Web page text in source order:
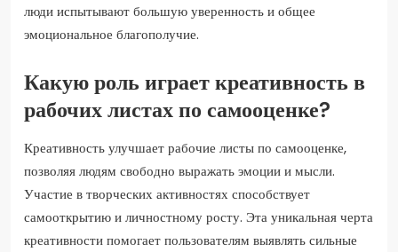
люди испытывают большую уверенность и общее
эмоциональное благополучие.
Какую роль играет креативность в
рабочих листах по самооценке?
Креативность улучшает рабочие листы по самооценке,
позволяя людям свободно выражать эмоции и мысли.
Участие в творческих активностях способствует
самооткрытию и личностному росту. Эта уникальная черта
креативности помогает пользователям выявлять сильные